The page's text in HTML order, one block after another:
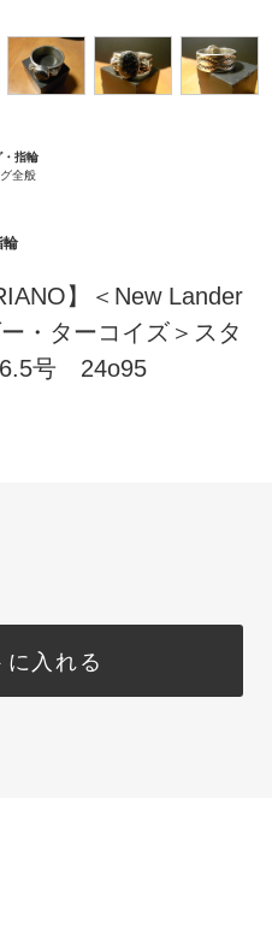
指輪
全般
輪
】＜New Lander
・ターコイズ＞スタ
号 24o95
に入れる